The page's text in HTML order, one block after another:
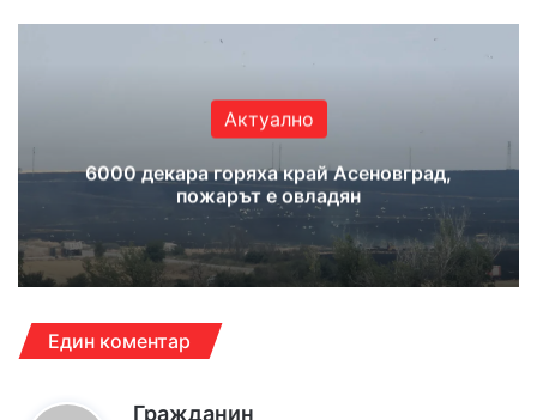
te bo
ub ra
Актуално
6000 декара горяха край Асеновград,
пожарът е овладян
Един коментар
Гражданин